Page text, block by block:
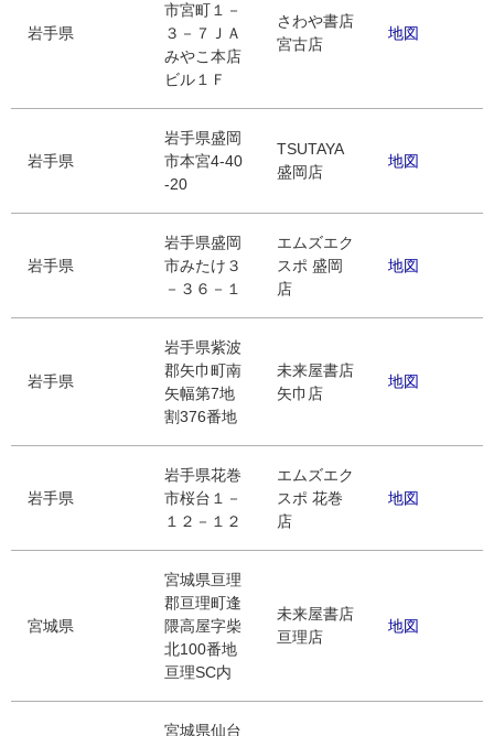
岩手県
市宮町１－
３－７ＪＡ
みやこ本店
ビル１Ｆ
さわや書店
宮古店
地図
岩手県
岩手県盛岡
市本宮4-40
-20
TSUTAYA
盛岡店
地図
岩手県
岩手県盛岡
市みたけ３
－３６－１
エムズエク
スポ 盛岡
店
地図
岩手県
岩手県紫波
郡矢巾町南
矢幅第7地
割376番地
未来屋書店
矢巾店
地図
岩手県
岩手県花巻
市桜台１－
１２－１２
エムズエク
スポ 花巻
店
地図
宮城県
宮城県亘理
郡亘理町逢
隈高屋字柴
北100番地
亘理SC内
未来屋書店
亘理店
地図
宮城県仙台